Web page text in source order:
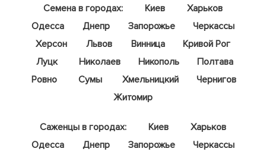
Семена в городах:
Киев
Харьков
Одесса
Днепр Запорожье
Черкассы
Херсон
Львов Винница
Кривой Рог
Луцк
Николаев Никополь
Полтава
Ровно
Сумы Хмельницкий
Чернигов
Житомир
Саженцы в городах: Киев
Харьков
Одесса
Днепр Запорожье
Черкассы